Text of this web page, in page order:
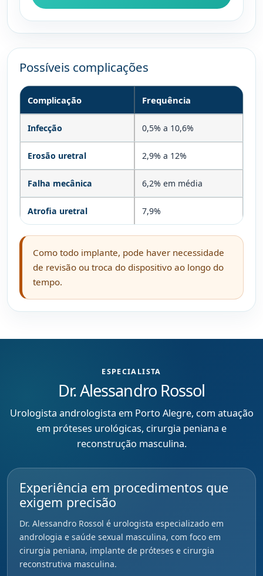
Possíveis complicações
Complicação Frequência
Infecção 0,5% a 10,6%
Erosão uretral 2,9% a 12%
Falha mecânica 6,2% em média
Atrofia uretral 7,9%
Como todo implante, pode haver necessidade
de revisão ou troca do dispositivo ao longo do
tempo.
ESPECIALISTA
Dr. Alessandro Rossol
Urologista andrologista em Porto Alegre, com atuação
em próteses urológicas, cirurgia peniana e
reconstrução masculina.
Experiência em procedimentos que
exigem precisão
Dr. Alessandro Rossol é urologista especializado em
andrologia e saúde sexual masculina, com foco em
cirurgia peniana, implante de próteses e cirurgia
reconstrutiva masculina.